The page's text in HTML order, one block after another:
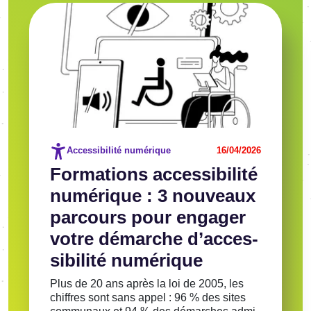
Forma­tions acces­si­bi­lité
numé­rique : 3 nouveaux
parcours pour enga­ger
votre démarche d’ac­ces­
si­bi­lité numé­rique
Accessibilité numérique 16/04/2026
Plus de 20 ans après la loi de 2005, les
chiffres sont sans appel : 96 % des sites
Voir l'article
Image